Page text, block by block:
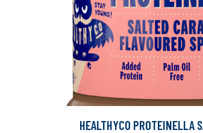
HEALTHYCO PROTEINELLA